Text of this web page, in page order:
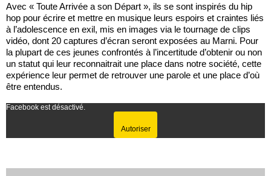
Avec « Toute Arrivée a son Départ », ils se sont inspirés du hip
hop pour écrire et mettre en musique leurs espoirs et craintes liés
à l’adolescence en exil, mis en images via le tournage de clips
vidéo, dont 20 captures d’écran seront exposées au Marni. Pour
la plupart de ces jeunes confrontés à l’incertitude d’obtenir ou non
un statut qui leur reconnaitrait une place dans notre société, cette
expérience leur permet de retrouver une parole et une place d’où
être entendus.
Facebook est désactivé.
Autoriser